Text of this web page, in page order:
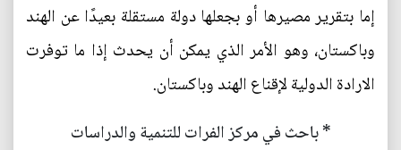
إما بتقرير مصيرها أو بجعلها دولة مستقلة بعيدًا عن الهند
وباكستان، وهو الأمر الذي يمكن أن يحدث إذا ما توفرت
الارادة الدولية لإقناع الهند وباكستان.
* باحث في مركز الفرات للتنمية والدراسات